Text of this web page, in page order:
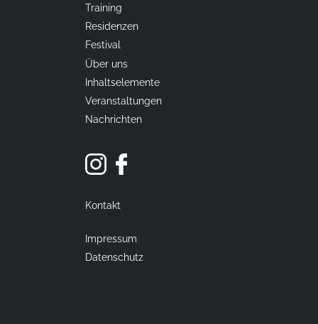
Kontakt
Impressum
Datenschutz
Training
Residenzen
Festival
Über uns
Inhaltselemente
Veranstaltungen
Nachrichten